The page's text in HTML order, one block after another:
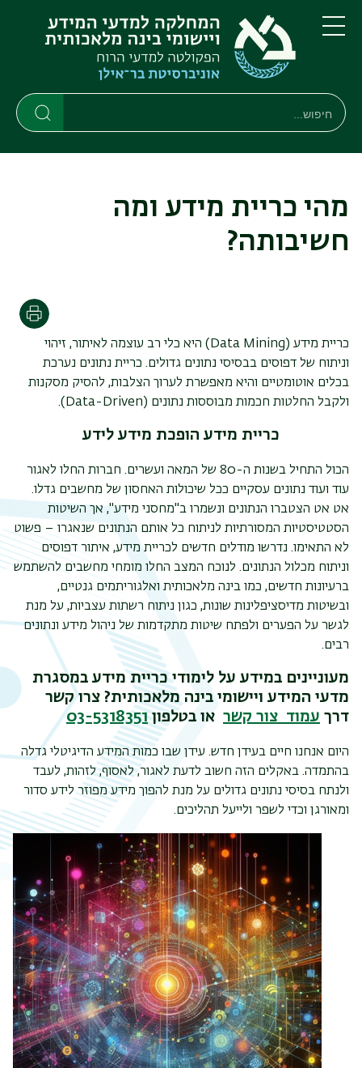
דילוג
לתוכן
העיקרי
דילוג
לתפריט
ניווט
ראשי
תפריט
חיפוש
Search
מהי כריית מידע ומה
חשיבותה?
כריית מידע (Data Mining) היא כלי רב עוצמה לאיתור, זיהוי
וניתוח של דפוסים בבסיסי נתונים גדולים. כריית נתונים נערכת
בכלים אוטומטיים והיא מאפשרת לערוך הצלבות, להסיק מסקנות
ולקבל החלטות חכמות מבוססות נתונים (Data-Driven
).
כריית מידע הופכת מידע לידע
הכול התחיל בשנות ה-80 של המאה ועשרים. חברות החלו לאגור
עוד ועוד נתונים עסקיים ככל שיכולות האחסון של מחשבים גדלו.
אט אט הצטברו הנתונים ונשמרו ב"מחסני מידע", אך השיטות
הסטטיסטיות המסורתיות לניתוח כל אותם הנתונים שנאגרו – פשוט
לא התאימו. נדרשו מודלים חדשים לכריית מידע, איתור דפוסים
וניתוח מכלול הנתונים. לנוכח המצב החלו מומחי מחשבים להשתמש
ברעיונות חדשים, כמו בינה מלאכותית ואלגוריתמים גנטיים,
ובשיטות מדיסציפלינות שונות, כגון ניתוח רשתות עצביות, על מנת
לגשר על הפערים ולפתח שיטות מתקדמות של ניהול מידע ונתונים
רבים.
מעוניינים במידע על לימודי כריית מידע במסגרת
מדעי המידע ויישומי בינה מלאכותית? צרו קשר
דרך עמוד צור קשר או בטלפון03-5318351
היום אנחנו חיים בעידן חדש. עידן שבו כמות המידע הדיגיטלי גדלה
בהתמדה. באקלים הזה חשוב לדעת לאגור, לאסוף, לזהות, לעבד
ולנתח בסיסי נתונים גדולים על מנת להפוך מידע מפוזר לידע סדור
ומאורגן וכדי לשפר ולייעל תהליכים.